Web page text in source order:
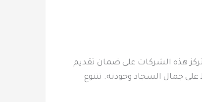
هذه الشركات على ضمان تقديم
جمال السجاد وجودته. تتنوع